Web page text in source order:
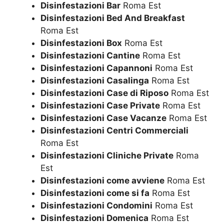
Disinfestazioni Bar Roma Est
Disinfestazioni Bed And Breakfast
Roma Est
Disinfestazioni Box Roma Est
Disinfestazioni Cantine Roma Est
Disinfestazioni Capannoni Roma Est
Disinfestazioni Casalinga Roma Est
Disinfestazioni Case di Riposo Roma Est
Disinfestazioni Case Private Roma Est
Disinfestazioni Case Vacanze Roma Est
Disinfestazioni Centri Commerciali
Roma Est
Disinfestazioni Cliniche Private Roma
Est
Disinfestazioni come avviene Roma Est
Disinfestazioni come si fa Roma Est
Disinfestazioni Condomini Roma Est
Disinfestazioni Domenica Roma Est